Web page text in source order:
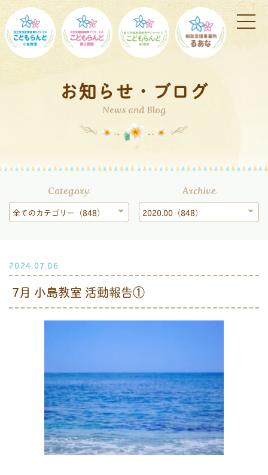
お知らせ・ブログ
News and Blog
Category
全てのカテゴリー（848）
Archive
2020.00（848）
2024.07.06
7月 小島教室 活動報告①